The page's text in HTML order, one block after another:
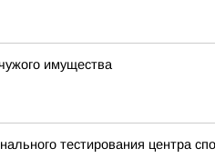
имущества
тестирования центра